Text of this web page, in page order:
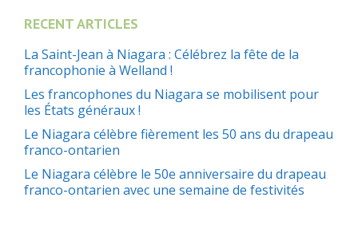
RECENT ARTICLES
La Saint-Jean à Niagara : Célébrez la fête de la
francophonie à Welland !
Les francophones du Niagara se mobilisent pour
les États généraux !
Le Niagara célèbre fièrement les 50 ans du drapeau
franco-ontarien
Le Niagara célèbre le 50e anniversaire du drapeau
franco-ontarien avec une semaine de festivités